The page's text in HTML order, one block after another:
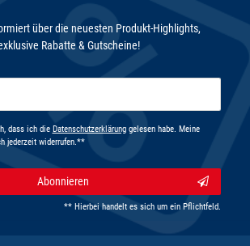
über die neuesten Produkt-Highlights,
Rabatte & Gutscheine!
dass ich die Daten­schutz­erklärunggelesen habe. Meine
jederzeit widerrufen.**
Abonnieren
** Hierbei handelt es sich um ein Pflichtfeld.